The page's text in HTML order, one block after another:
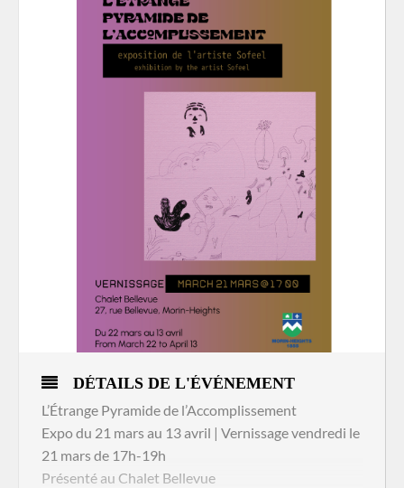
DÉTAILS DE L'ÉVÉNEMENT
L’Étrange Pyramide de l’Accomplissement
Expo du 21 mars au 13 avril | Vernissage vendredi le
21 mars de 17h-19h
Présenté au Chalet Bellevue